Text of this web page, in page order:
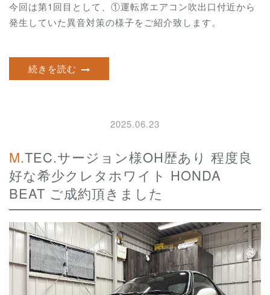
今回は第1回目として、①運転席エアコン吹出口付近から
発生していた異音対策の様子をご紹介致します。
続きを読む
2025.06.23
M.TEC.サージョン様OH歴あり 程度良
好な希少クレタホワイト HONDA
BEAT ご成約頂きました